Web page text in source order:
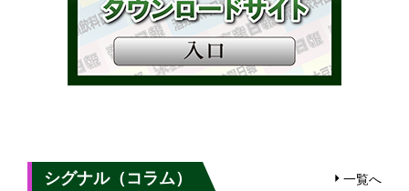
シグナル（コラム） 一覧へ